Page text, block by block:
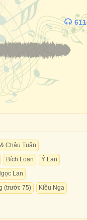
611
Châu Tuấn
Bích Loan
Ý Lan
Lan
(trước 75)
Kiều Nga